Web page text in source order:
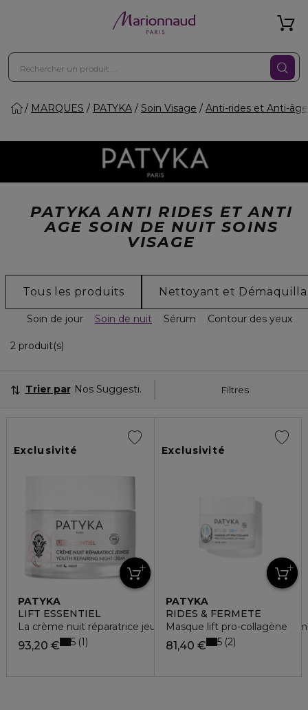
MARQUES PATYKA Soin Visage Anti-rides et Anti-âge
PATYKA ANTI RIDES ET ANTI
AGE SOIN DE NUIT SOINS
VISAGE
Tous les produits Nettoyant et
Soin de jour Soin de nuit Sérum Contour des yeux
2 produit(s)
Filtres
Trier par Nos Suggestions
Exclusivité
PATYKA
LIFT ESSENTIEL
La crème nuit réparatrice jeunesse réduit les rides et
93,20 € 5 1
Exclusivité
PATYKA
RIDES & FERMETÉ
Masque lift pro-collagène
81,40 € 5 2